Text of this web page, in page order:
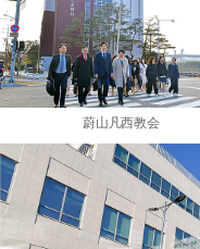
蔚山凡西教会